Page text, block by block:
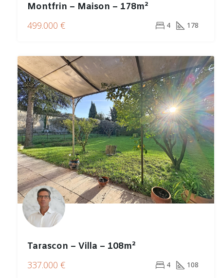
Montfrin – Maison – 178m²
499.000 €
4 178
Tarascon – Villa – 108m²
337.000 €
4 108